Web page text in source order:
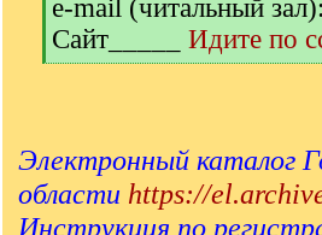
e-mail (читальный
Сайт_____ Идите по
[
Электронный каталог
области https://
Инструкция по